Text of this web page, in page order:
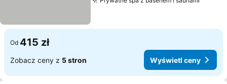
Od 415 zł
Zobacz ceny z 5 stron Wyświetl ceny